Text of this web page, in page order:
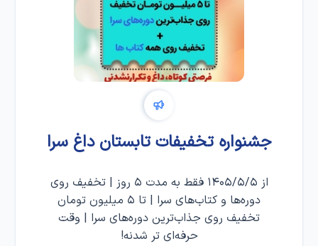
جشنواره تخفیفات تابستان داغ سرا
از ۱۴۰۵/۵/۵ فقط به مدت ۵ روز | تخفیف روی
دوره‌ها و کتاب‌های سرا | تا ۵ میلیون تومان
تخفیف روی جذاب‌ترین دوره‌های سرا | وقت
حرفه‌ای تر شدنه!